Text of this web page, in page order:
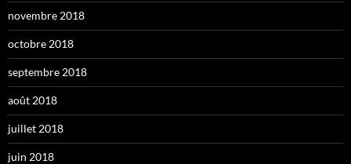
novembre 2018
octobre 2018
septembre 2018
août 2018
juillet 2018
juin 2018